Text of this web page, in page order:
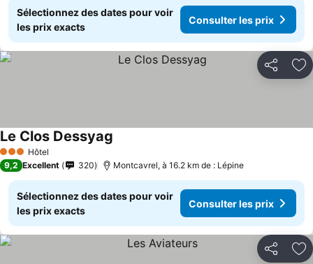
Sélectionnez des dates pour voir
les prix exacts
Consulter les prix
Partager
3 ÉtoilesHôtel
Le Clos Dessyag
9,2 Excellent 320 Montcavrel, à 16.2 km de : Lépine
Sélectionnez des dates pour voir
les prix exacts
Consulter les prix
Partager